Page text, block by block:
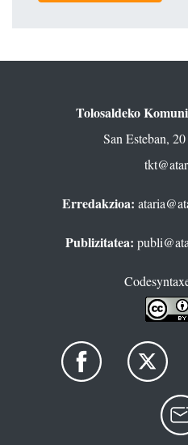
Tolosaldeko
San Esteban,
Erredakzioa:
Publizitatea: